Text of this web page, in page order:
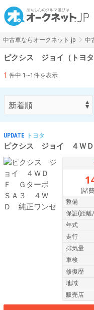
中古車ならオークネット.jp 中
ピクシス ジョイ（トヨ
1 件中 1~1件を表示
UPDATE トヨタ
(諸
整備
保証(距離
年式
走行
排気量
車検
修復歴
地域
販売店